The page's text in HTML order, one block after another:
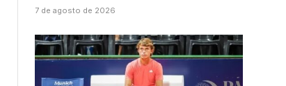
7 de agosto de 2026